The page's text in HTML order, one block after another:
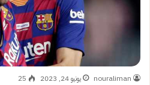
nouraliman يونيو 24, 2023 25